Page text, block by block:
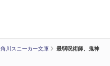
角川スニーカー文庫
最弱呪術師、鬼神